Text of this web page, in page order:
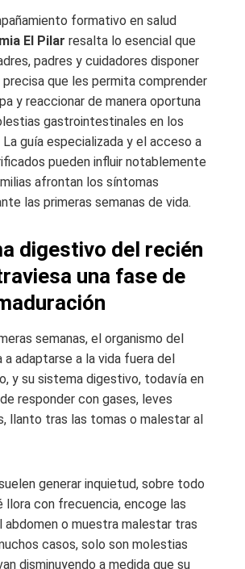
formativo en salud
El Pilar resalta lo esencial que
padres y cuidadores disponer
que les permita comprender
y reaccionar de manera oportuna
gastrointestinales en los
guía especializada y el acceso a
pueden influir notablemente
afrontan los síntomas
las primeras semanas de vida.
digestivo del recién
una fase de
semanas, el organismo del
a adaptarse a la vida fuera del
y su sistema digestivo, todavía en
responder con gases, leves
llanto tras las tomas o malestar al
generar inquietud, sobre todo
llora con frecuencia, encoge las
abdomen o muestra malestar tras
casos, solo son molestias
disminuyendo a medida que su